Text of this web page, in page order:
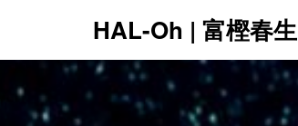
HAL-Oh | 富樫春生